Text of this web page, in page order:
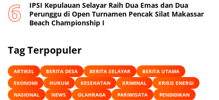
IPSI Kepulauan Selayar Raih Dua Emas dan Dua
Perunggu di Open Turnamen Pencak Silat Makassar
Beach Championship I
Tag Terpopuler
ARTIKEL BERITA DESA BERITA SELAYAR
BERITA UTAMA
EKONOMI
HUKUM KESEHATAN KRIMINAL
KRISIS ENERGI
NASIONAL
NEWS OLAHRAGA PARIWISATA
PENDIDIKAN